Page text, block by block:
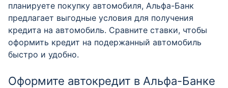
планируете покупку автомобиля, Альфа-Банк
предлагает выгодные условия для получения
кредита на автомобиль. Сравните ставки, чтобы
оформить кредит на подержанный автомобиль
быстро и удобно.
Оформите автокредит в Альфа-Банке